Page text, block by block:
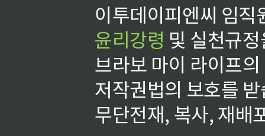
이투데이피엔씨 임
윤리강령 및 실천규
브라보 마이 라이프
저작권법의 보호를
무단전재, 복사, 재배